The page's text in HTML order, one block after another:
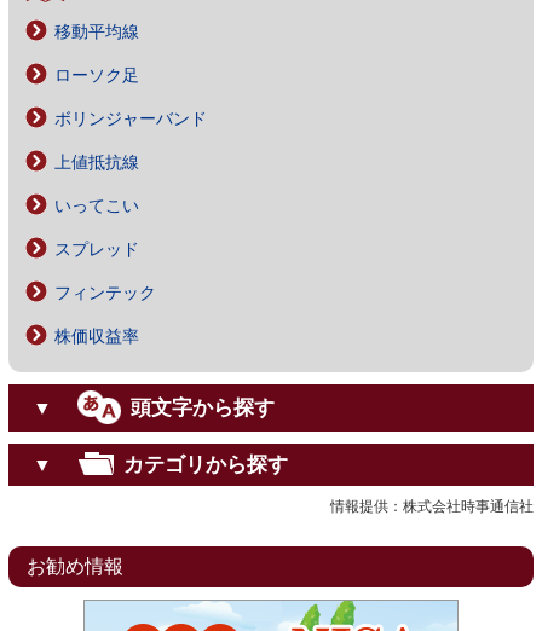
移動平均線
ローソク足
ボリンジャーバンド
上値抵抗線
いってこい
スプレッド
フィンテック
株価収益率
▼ 頭文字から探す
▼ カテゴリから探す
情報提供：株式会社時事通信社
お勧め情報